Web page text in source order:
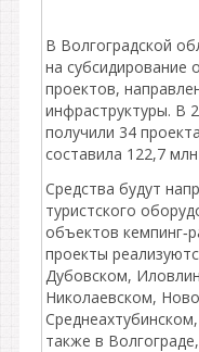
В Волгоградской
на субсидирование
проектов,
инфраструктуры. В
получили 34
составила 122,7
Средства будут
туристского
объектов
проекты
Дубовском,
Николаевском,
также в